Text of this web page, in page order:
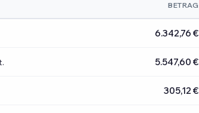
BETRAG
6.342,76 €
5.547,60 €
305,12 €